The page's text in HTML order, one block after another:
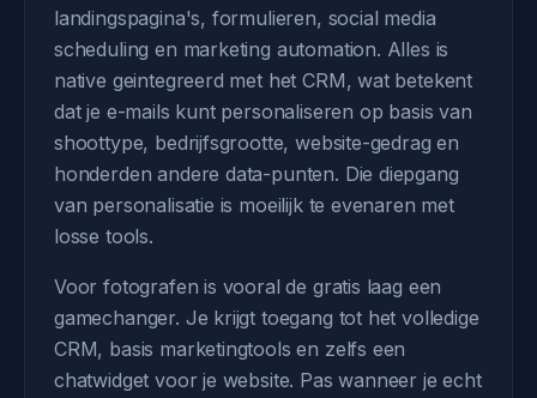
landingspagina's, formulieren, social media
scheduling en marketing automation. Alles is
native geintegreerd met het CRM, wat betekent
dat je e-mails kunt personaliseren op basis van
shoottype, bedrijfsgrootte, website-gedrag en
honderden andere data-punten. Die diepgang
van personalisatie is moeilijk te evenaren met
losse tools.
Voor fotografen is vooral de gratis laag een
gamechanger. Je krijgt toegang tot het volledige
CRM, basis marketingtools en zelfs een
chatwidget voor je website. Pas wanneer je echt